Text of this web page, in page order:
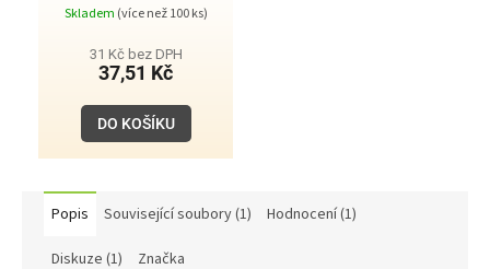
Skladem (více než 100 ks)
31 Kč bez DPH
37,51 Kč
DO KOŠÍKU
Popis Související soubory (1) Hodnocení (1)
Diskuze (1) Značka